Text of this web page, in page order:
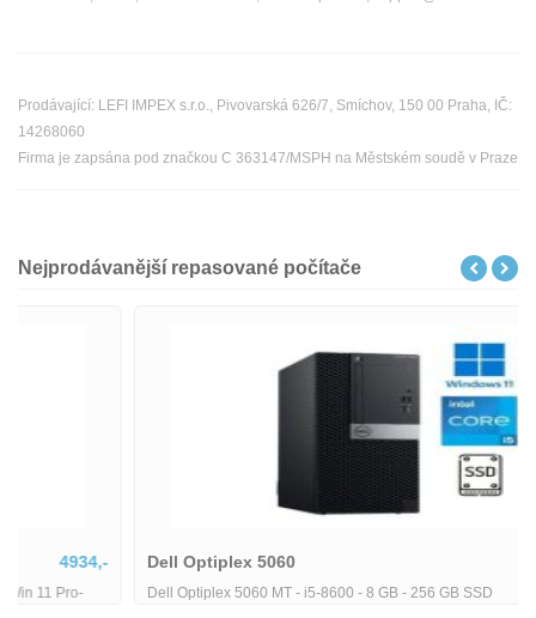
Prodávající: LEFI IMPEX s.r.o., Pivovarská 626/7, Smíchov, 150 00 Praha, IČ:
14268060
Firma je zapsána pod značkou C 363147/MSPH na Městském soudě v Praze
Nejprodávanější repasované počítače
Dell Optiplex 5060
Dell Optiplex 5060 MT - i5-8600 - 8 GB - 256 GB SSD